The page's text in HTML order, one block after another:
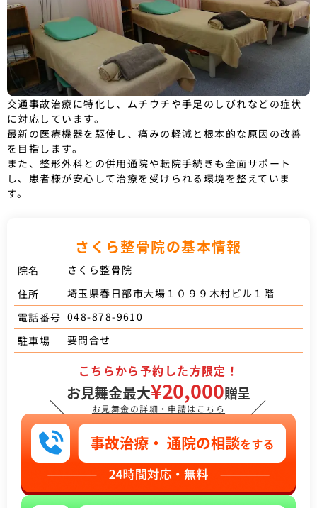
交通事故治療に特化し、ムチウチや手足のしびれなどの症状
に対応しています。
最新の医療機器を駆使し、痛みの軽減と根本的な原因の改善
を目指します。
また、整形外科との併用通院や転院手続きも全面サポート
し、患者様が安心して治療を受けられる環境を整えていま
す。
さくら整骨院の基本情報
院名
さくら整骨院
住所
埼玉県春日部市大場１０９９木村ビル１階
電話番号 048-878-9610
駐車場
要問合せ
＼
こちらから予約した方限定！
お見舞金最大¥20,000贈呈
お見舞金の詳細・申請はこちら ／